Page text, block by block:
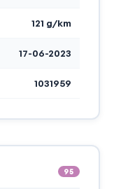
121 g/km
17-06-2023
1031959
95